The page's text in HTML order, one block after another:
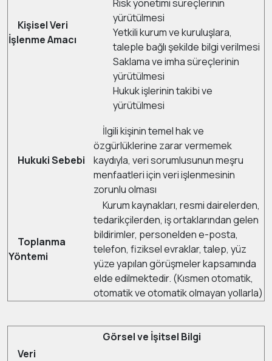
Kişisel Veri
İşlenme Amacı
Risk yönetimi süreçlerinin
yürütülmesi
Yetkili kurum ve kuruluşlara,
taleple bağlı şekilde bilgi verilmesi
Saklama ve imha süreçlerinin
yürütülmesi
Hukuk işlerinin takibi ve
yürütülmesi
Hukuki Sebebi
İlgili kişinin temel hak ve
özgürlüklerine zarar vermemek
kaydıyla, veri sorumlusunun meşru
menfaatleri için veri işlenmesinin
zorunlu olması
Toplanma
Yöntemi
Kurum kaynakları, resmi dairelerden,
tedarikçilerden, iş ortaklarından gelen
bildirimler, personelden e-posta,
telefon, fiziksel evraklar, talep, yüz
yüze yapılan görüşmeler kapsamında
elde edilmektedir. (Kısmen otomatik,
otomatik ve otomatik olmayan yollarla)
Veri
Görsel ve İşitsel Bilgi